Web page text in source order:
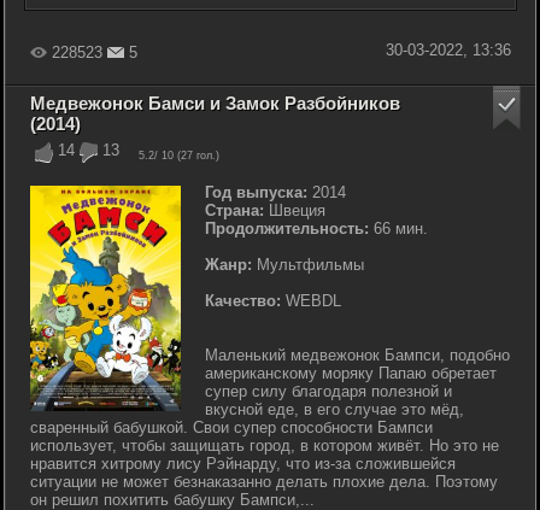
228523 5 30-03-2022, 13:36
14 13 5.2/ 10 (27 гол.)
Медвежонок Бамси и Замок Разбойников
(2014)
Год выпуска: 2014
Страна: Швеция
Продолжительность: 66 мин.
Жанр: Мультфильмы
Качество: WEBDL
Маленький медвежонок Бампси, подобно
американскому моряку Папаю обретает
супер силу благодаря полезной и
вкусной еде, в его случае это мёд,
сваренный бабушкой. Свои супер способности Бампси
использует, чтобы защищать город, в котором живёт. Но это не
нравится хитрому лису Рэйнарду, что из-за сложившейся
ситуации не может безнаказанно делать плохие дела. Поэтому
он решил похитить бабушку Бампси,...